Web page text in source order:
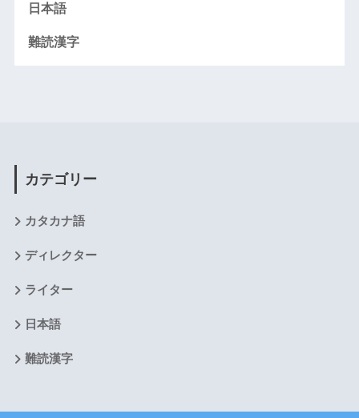
日本語
難読漢字
カテゴリー
カタカナ語
ディレクター
ライター
日本語
難読漢字